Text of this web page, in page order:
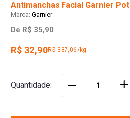
Antimanchas Facial Garnier
Garnier
De R$ 35,90
R$ 32,90R$ 387,06/kg
Quantidade ＋